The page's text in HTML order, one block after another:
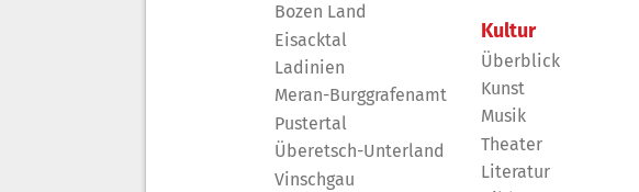
Bozen Land
Eisacktal
Ladinien
Meran-Burggrafenamt
Pustertal
Überetsch-Unterland
Vinschgau
Kultur
Überblick
Kunst
Musik
Theater
Literatur